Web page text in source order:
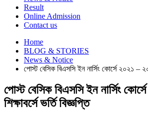
Result
Online Admission
Contact us
Home
BLOG & STORIES
News & Notice
পোস্ট বেসিক বিএসসি ইন নার্সিং কোর্সে ২০২১ –
পোস্ট বেসিক বিএসসি ইন নার্সিং
শিক্ষাবর্সে ভর্তি বিজ্ঞপ্তি